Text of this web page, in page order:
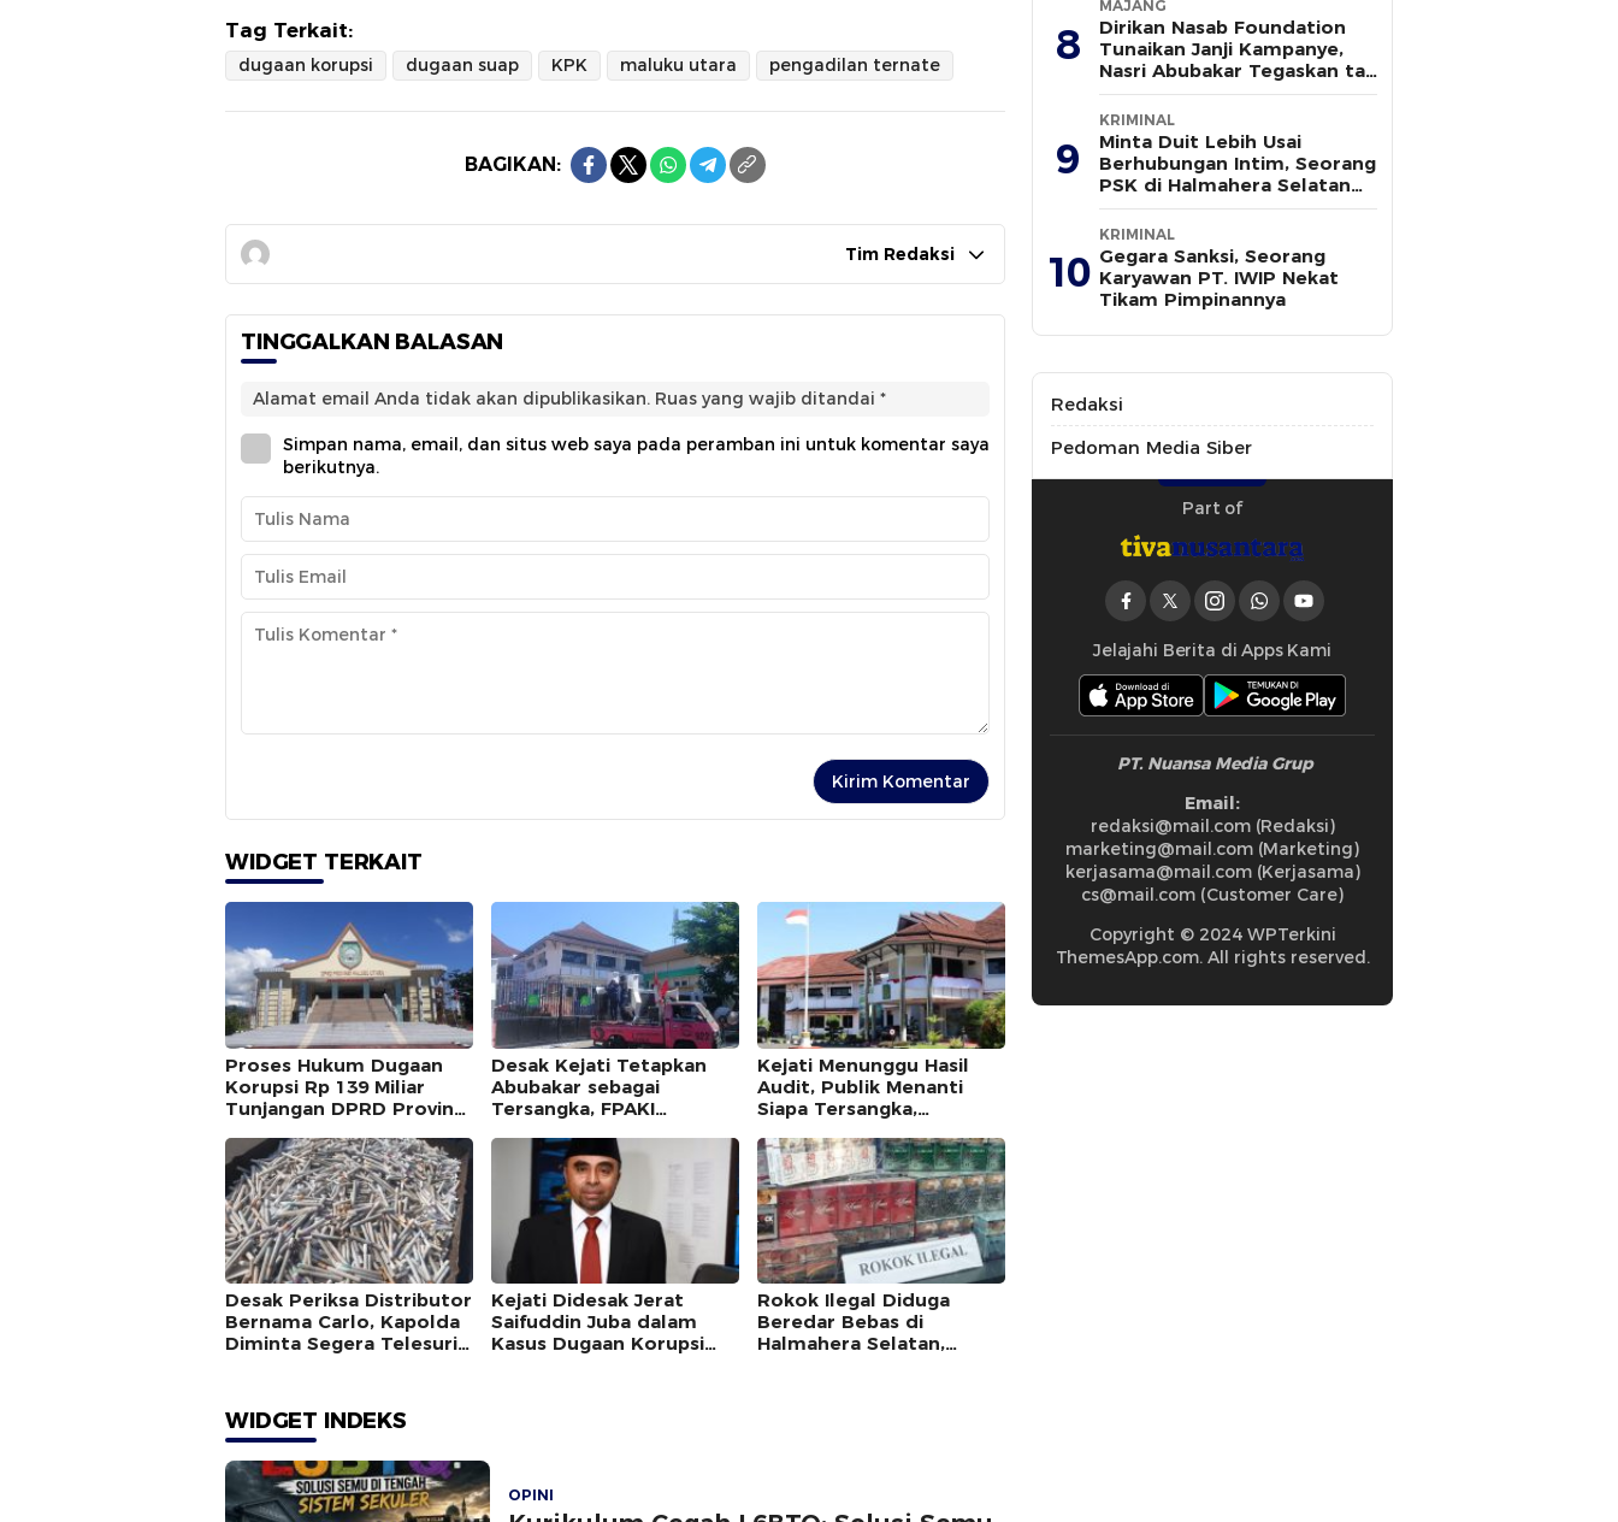
Tag Terkait:
dugaan korupsi dugaan suap KPK maluku utara pengadilan ternate
BAGIKAN:
Tim Redaksi
TINGGALKAN BALASAN
Alamat email Anda tidak akan dipublikasikan. Ruas yang wajib ditandai *
Simpan nama, email, dan situs web saya pada peramban ini untuk komentar saya
berikutnya.
WIDGET TERKAIT
Proses Hukum Dugaan
Korupsi Rp 139 Miliar
Tunjangan DPRD Provinsi
Desak Kejati Tetapkan
Abubakar sebagai
Tersangka, FPAKI
Kejati Menunggu Hasil
Audit, Publik Menanti
Siapa Tersangka,
Sudah Diperiksa
Desak Periksa Distributor
Bernama Carlo, Kapolda
Diminta Segera Telesuri
Kejati Didesak Jerat
Saifuddin Juba dalam
Kasus Dugaan Korupsi
Rokok Ilegal Diduga
Beredar Bebas di
Halmahera Selatan,
WIDGET INDEKS
OPINI
8
MAJANG
Dirikan Nasab Foundation
Tunaikan Janji Kampanye,
Nasri Abubakar Tegaskan tak
Ada Kepentingan Politik
9
KRIMINAL
Minta Duit Lebih Usai
Berhubungan Intim, Seorang
PSK di Halmahera Selatan
Tewas Ditusuk
10
KRIMINAL
Gegara Sanksi, Seorang
Karyawan PT. IWIP Nekat
Tikam Pimpinannya
Redaksi
Pedoman Media Siber
Part of
Jelajahi Berita di Apps Kami
PT. Nuansa Media Grup
Email:
redaksi@mail.com (Redaksi)
marketing@mail.com (Marketing)
kerjasama@mail.com (Kerjasama)
cs@mail.com (Customer Care)
Copyright © 2024 WPTerkini
ThemesApp.com. All rights reserved.